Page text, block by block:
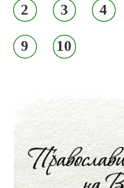
2 3 4
9 10